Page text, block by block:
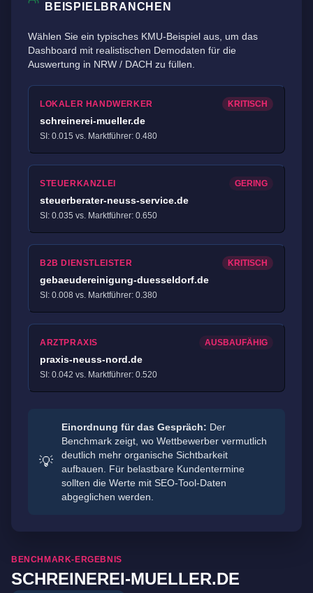
BEISPIELBRANCHEN
Wählen Sie ein typisches KMU-Beispiel aus, um das
Dashboard mit realistischen Demodaten für die
Auswertung in NRW / DACH zu füllen.
LOKALER HANDWERKER KRITISCH
schreinerei-mueller.de
SI: 0.015 vs. Marktführer: 0.480
STEUERKANZLEI GERING
steuerberater-neuss-service.de
SI: 0.035 vs. Marktführer: 0.650
B2B DIENSTLEISTER KRITISCH
gebaeudereinigung-duesseldorf.de
SI: 0.008 vs. Marktführer: 0.380
ARZTPRAXIS AUSBAUFÄHIG
praxis-neuss-nord.de
SI: 0.042 vs. Marktführer: 0.520
💡
Einordnung für das Gespräch: Der
Benchmark zeigt, wo Wettbewerber vermutlich
deutlich mehr organische Sichtbarkeit
aufbauen. Für belastbare Kundentermine
sollten die Werte mit SEO-Tool-Daten
abgeglichen werden.
BENCHMARK-ERGEBNIS
SCHREINEREI-MUELLER.DE